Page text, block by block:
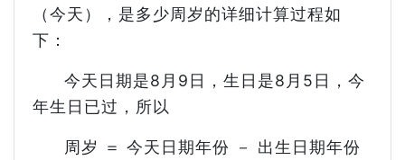
（今天），是多少周岁的详细计算过程如
下：
今天日期是8月9日，生日是8月5日，今
年生日已过，所以
周岁 ＝ 今天日期年份 － 出生日期年份